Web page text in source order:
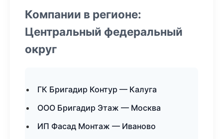
Компании в регионе:
Центральный федеральный
округ
ГК Бригадир Контур — Калуга
ООО Бригадир Этаж — Москва
ИП Фасад Монтаж — Иваново